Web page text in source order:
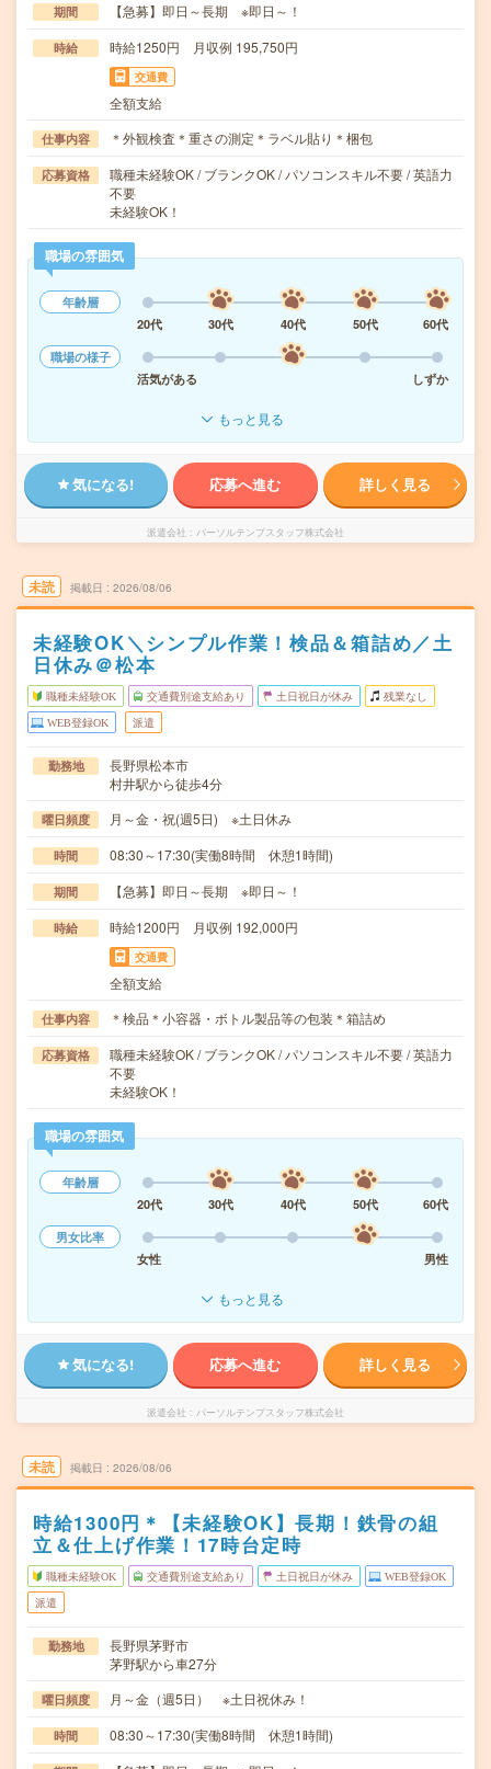
期間 【急募】即日～長期 ※即日～！
時給 時給1250円 月収例 195,750円
交通費
全額支給
仕事内容 ＊外観検査＊重さの測定＊ラベル貼り＊梱包
応募資格
職種未経験OK / ブランクOK / パソコンスキル不要 / 英語力
不要
未経験OK！
職場の雰囲気
年齢層
20代
30代 40代 50代
60代
職場の様子
活気がある
しずか
もっと見る
気になる! 応募へ進む 詳しく見る
派遣会社 パーソルテンプスタッフ株式会社
未読 掲載日 2026/08/06
未経験OK＼シンプル作業！検品＆箱詰め／土
日休み＠松本
職種未経験OK 交通費別途支給あり 土日祝日が休み 残業なし
WEB登録OK 派遣
勤務地
長野県松本市
村井駅から徒歩4分
曜日頻度 月～金・祝(週5日) ※土日休み
時間 08:30～17:30(実働8時間 休憩1時間)
期間 【急募】即日～長期 ※即日～！
時給 時給1200円 月収例 192,000円
交通費
全額支給
仕事内容 ＊検品＊小容器・ボトル製品等の包装＊箱詰め
応募資格
職種未経験OK / ブランクOK / パソコンスキル不要 / 英語力
不要
未経験OK！
職場の雰囲気
年齢層
20代
30代 40代 50代
60代
男女比率
女性
男性
もっと見る
気になる! 応募へ進む 詳しく見る
派遣会社 パーソルテンプスタッフ株式会社
未読 掲載日 2026/08/06
時給1300円＊【未経験OK】長期！鉄骨の組
立＆仕上げ作業！17時台定時
職種未経験OK 交通費別途支給あり 土日祝日が休み WEB登録OK
派遣
勤務地
長野県茅野市
茅野駅から車27分
曜日頻度 月～金（週5日） ※土日祝休み！
時間 08:30～17:30(実働8時間 休憩1時間)